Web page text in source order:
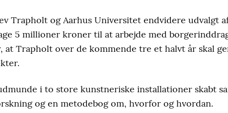
Trapholt og Aarhus Universitet endvidere udvalgt
5 millioner kroner til at arbejde med
at Trapholt over de kommende tre et halvt år skal
i to store kunstneriske installationer skabt
og en metodebog om, hvorfor og hvordan.